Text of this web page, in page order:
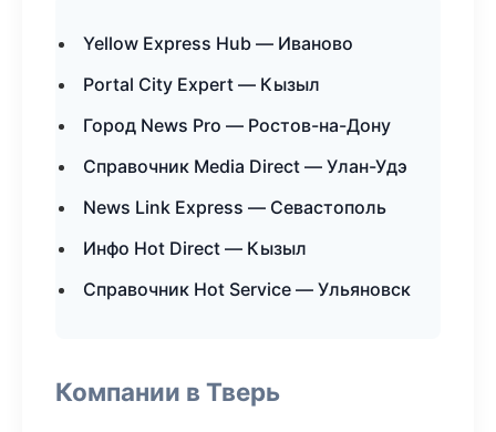
Yellow Express Hub — Иваново
Portal City Expert — Кызыл
Город News Pro — Ростов-на-Дону
Справочник Media Direct — Улан-Удэ
News Link Express — Севастополь
Инфо Hot Direct — Кызыл
Справочник Hot Service — Ульяновск
Компании в Тверь